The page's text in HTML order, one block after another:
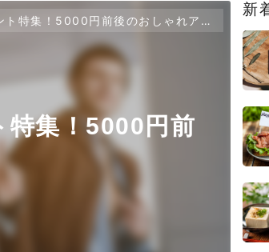
！5000円前後のおしゃれアイテム10選
特集！5000円前
新